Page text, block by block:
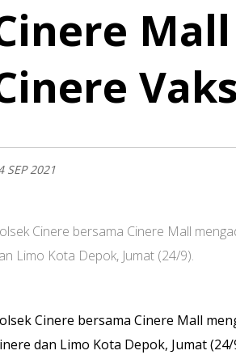
SEP 2021
Cinere bersama Cinere Mall
Limo Kota Depok, Jumat (24/9).
Cinere bersama Cinere Mall
dan Limo Kota Depok, Jumat